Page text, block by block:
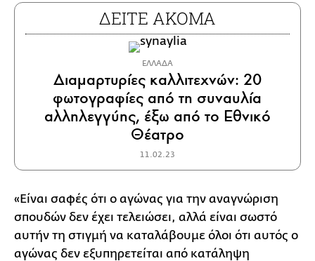
ΔΕΙΤΕ ΑΚΟΜΑ
ΕΛΛΑΔΑ
Διαμαρτυρίες καλλιτεχνών: 20
φωτογραφίες από τη συναυλία
αλληλεγγύης, έξω από το Εθνικό
Θέατρο
11.02.23
«Είναι σαφές ότι ο αγώνας για την αναγνώριση
σπουδών δεν έχει τελειώσει, αλλά είναι σωστό
αυτήν τη στιγμή να καταλάβουμε όλοι ότι αυτός ο
αγώνας δεν εξυπηρετείται από κατάληψη